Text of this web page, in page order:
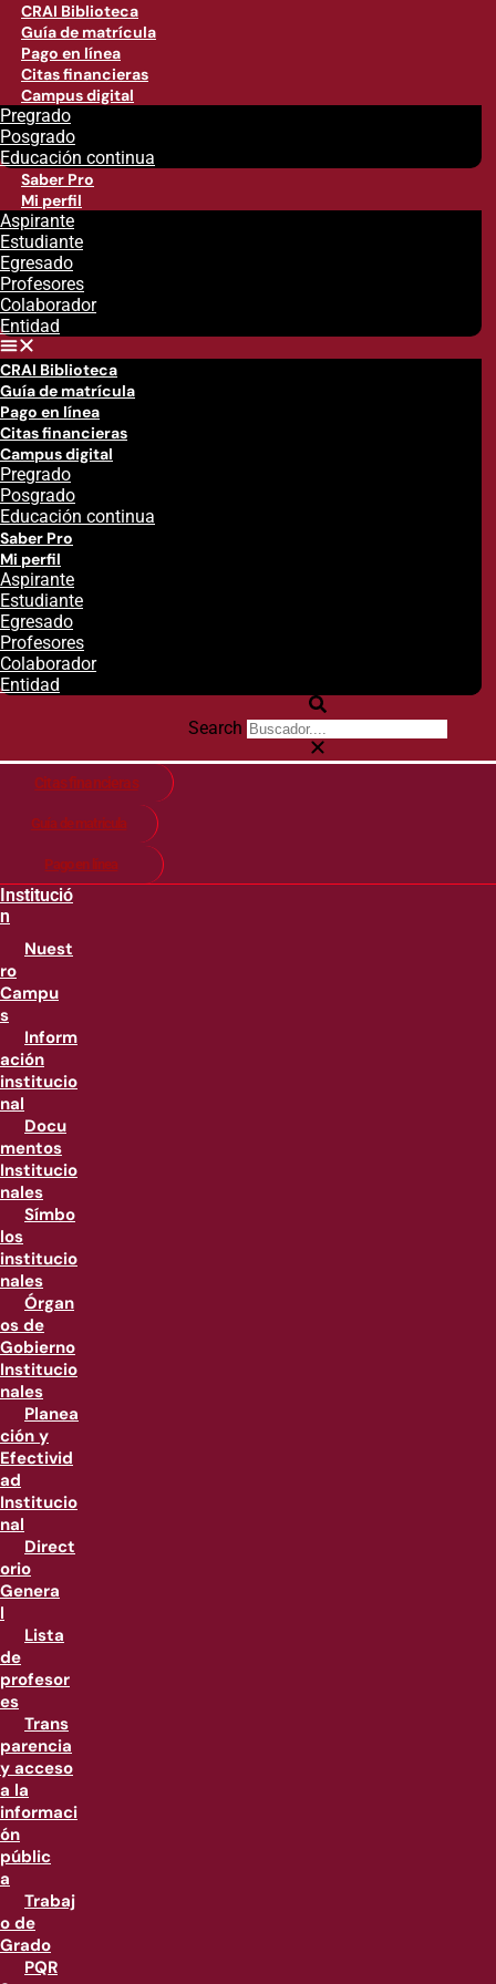
CRAI Biblioteca
Guía de matrícula
Pago en línea
Citas financieras
Campus digital
Pregrado
Posgrado
Educación continua
Saber Pro
Mi perfil
Aspirante
Estudiante
Egresado
Profesores
Colaborador
Entidad
CRAI Biblioteca
Guía de matrícula
Pago en línea
Citas financieras
Campus digital
Pregrado
Posgrado
Educación continua
Saber Pro
Mi perfil
Aspirante
Estudiante
Egresado
Profesores
Colaborador
Entidad
Search
Citas financieras
Guía de matricula
Pago en línea
Institució
n
Nuest
ro
Campu
s
Inform
ación
institucio
nal
Docu
mentos
Institucio
nales
Símbo
los
institucio
nales
Órgan
os de
Gobierno
Institucio
nales
Planea
ción y
Efectivid
ad
Institucio
nal
Direct
orio
Genera
l
Lista
de
profesor
es
Trans
parencia
y acceso
a la
informaci
ón
públic
a
Trabaj
o de
Grado
PQR